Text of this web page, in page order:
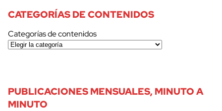
CATEGORÍAS DE CONTENIDOS
Categorías de contenidos
PUBLICACIONES MENSUALES, MINUTO A
MINUTO